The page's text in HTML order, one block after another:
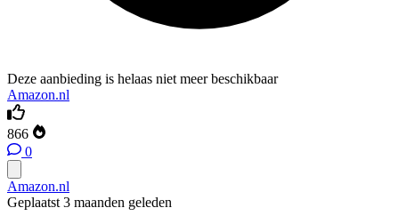
Deze aanbieding is helaas niet meer beschikbaar
Amazon.nl
866
0
Amazon.nl
Geplaatst 3 maanden geleden